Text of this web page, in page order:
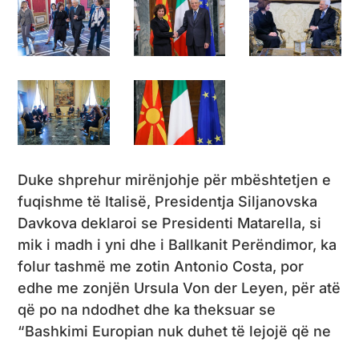
Duke shprehur mirënjohje për mbështetjen e
fuqishme të Italisë, Presidentja Siljanovska
Davkova deklaroi se Presidenti Matarella, si
mik i madh i yni dhe i Ballkanit Perëndimor, ka
folur tashmë me zotin Antonio Costa, por
edhe me zonjën Ursula Von der Leyen, për atë
që po na ndodhet dhe ka theksuar se
“Bashkimi Europian nuk duhet të lejojë që ne